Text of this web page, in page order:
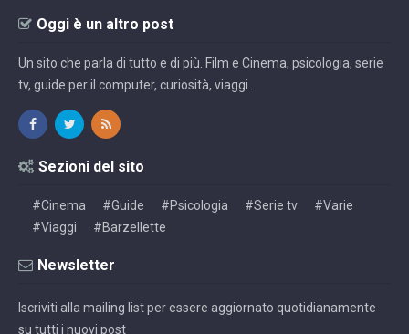
Oggi è un altro post
Un sito che parla di tutto e di più. Film e Cinema, psicologia, serie
tv, guide per il computer, curiosità, viaggi.
Sezioni del sito
#Cinema #Guide #Psicologia #Serie tv
#Varie
#Viaggi
#Barzellette
Newsletter
Iscriviti alla mailing list per essere aggiornato quotidianamente
su tutti i nuovi post